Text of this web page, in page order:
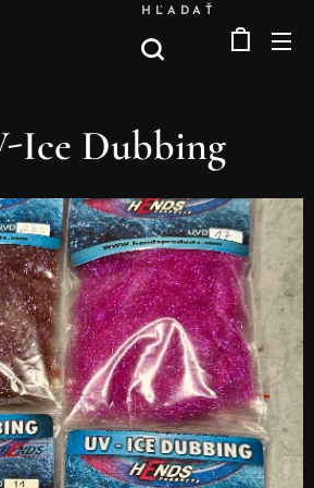
HĽADAŤ
Ice Dubbing